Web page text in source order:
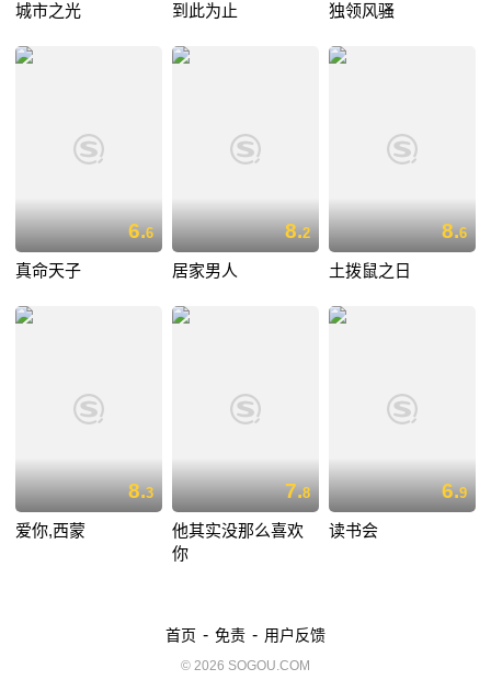
城市之光 到此为止 独领风骚
6.6
真命天子
8.2
居家男人
8.6
土拨鼠之日
8.3
爱你,西蒙
7.8
他其实没那么喜欢
你
6.9
读书会
首页 - 免责 - 用户反馈
© 2026 SOGOU.COM